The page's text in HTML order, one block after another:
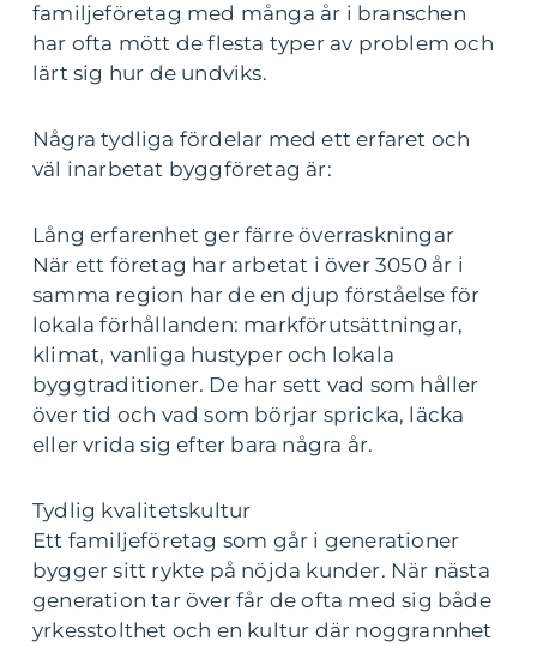
familjeföretag med många år i branschen
har ofta mött de flesta typer av problem och
lärt sig hur de undviks.
Några tydliga fördelar med ett erfaret och
väl inarbetat byggföretag är:
Lång erfarenhet ger färre överraskningar
När ett företag har arbetat i över 3050 år i
samma region har de en djup förståelse för
lokala förhållanden: markförutsättningar,
klimat, vanliga hustyper och lokala
byggtraditioner. De har sett vad som håller
över tid och vad som börjar spricka, läcka
eller vrida sig efter bara några år.
Tydlig kvalitetskultur
Ett familjeföretag som går i generationer
bygger sitt rykte på nöjda kunder. När nästa
generation tar över får de ofta med sig både
yrkesstolthet och en kultur där noggrannhet